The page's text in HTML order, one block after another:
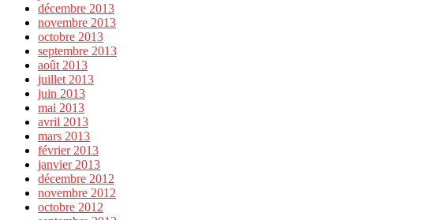
décembre 2013
novembre 2013
octobre 2013
septembre 2013
août 2013
juillet 2013
juin 2013
mai 2013
avril 2013
mars 2013
février 2013
janvier 2013
décembre 2012
novembre 2012
octobre 2012